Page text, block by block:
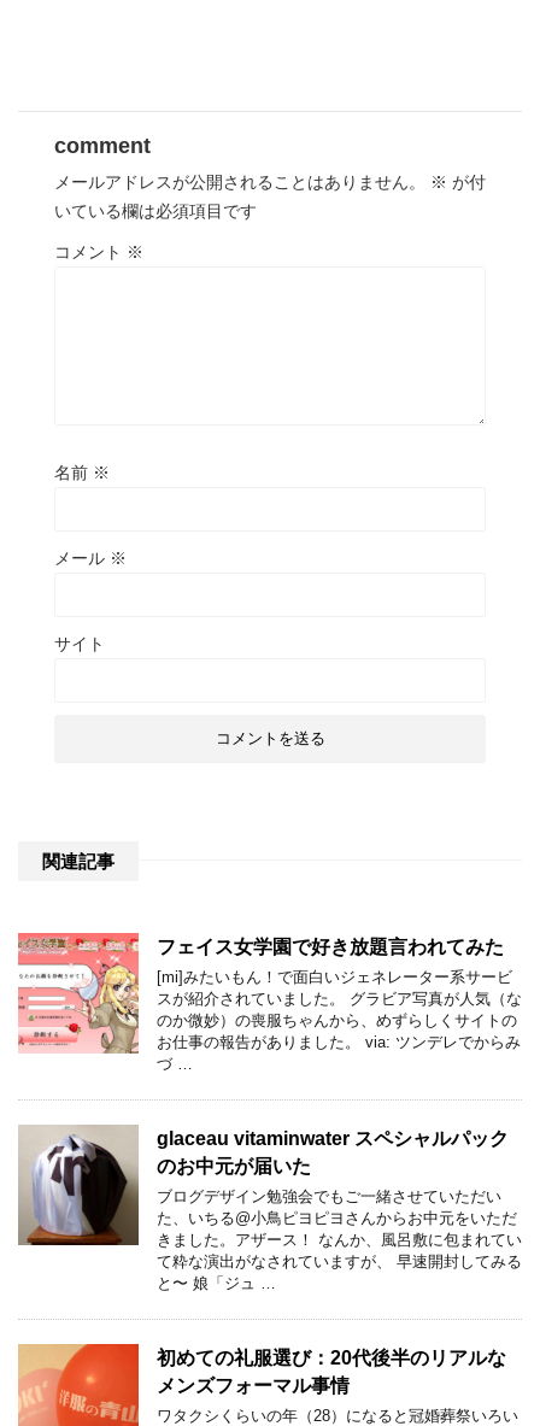
comment
メールアドレスが公開されることはありません。 ※ が付
いている欄は必須項目です
コメント ※
名前 ※
メール ※
サイト
関連記事
フェイス女学園で好き放題言われてみた
[mi]みたいもん！で面白いジェネレーター系サービ
スが紹介されていました。 グラビア写真が人気（な
のか微妙）の喪服ちゃんから、めずらしくサイトの
お仕事の報告がありました。 via: ツンデレでからみ
づ …
glaceau vitaminwater スペシャルパック
のお中元が届いた
ブログデザイン勉強会でもご一緒させていただい
た、いちる@小鳥ピヨピヨさんからお中元をいただ
きました。アザース！ なんか、風呂敷に包まれてい
て粋な演出がなされていますが、 早速開封してみる
と〜 娘「ジュ …
初めての礼服選び：20代後半のリアルな
メンズフォーマル事情
ワタクシくらいの年（28）になると冠婚葬祭いろい